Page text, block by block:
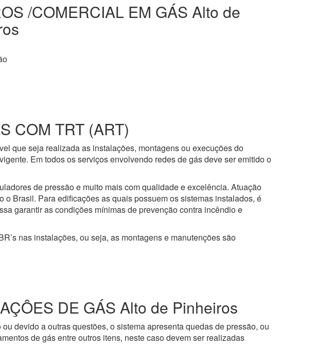
/COMERCIAL EM GÁS Alto de
COM TRT (ART)
que seja realizada as instalações, montagens ou execuções do
Em todos os serviços envolvendo redes de gás deve ser emitido o
de pressão e muito mais com qualidade e excelência. Atuação
Brasil. Para edificações as quais possuem os sistemas instalados, é
garantir as condições mínimas de prevenção contra incêndio e
nas instalações, ou seja, as montagens e manutenções são
DE GÁS Alto de Pinheiros
devido a outras questões, o sistema apresenta quedas de pressão, ou
de gás entre outros itens, neste caso devem ser realizadas